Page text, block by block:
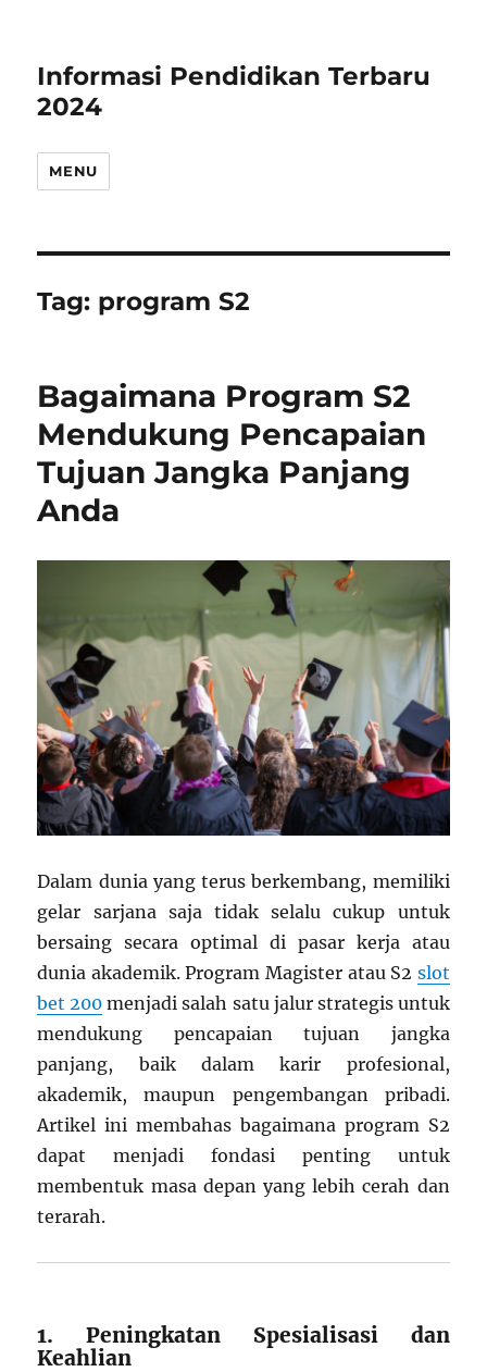
Informasi Pendidikan Terbaru
2024
MENU
Tag: program S2
Bagaimana Program S2
Mendukung Pencapaian
Tujuan Jangka Panjang
Anda
Dalam dunia yang terus berkembang, memiliki
gelar sarjana saja tidak selalu cukup untuk
bersaing secara optimal di pasar kerja atau
dunia akademik. Program Magister atau S2 slot
bet 200 menjadi salah satu jalur strategis untuk
mendukung pencapaian tujuan jangka
panjang, baik dalam karir profesional,
akademik, maupun pengembangan pribadi.
Artikel ini membahas bagaimana program S2
dapat menjadi fondasi penting untuk
membentuk masa depan yang lebih cerah dan
terarah.
1. Peningkatan Spesialisasi dan
Keahlian